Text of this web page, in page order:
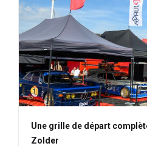
Une grille de départ
Zolder